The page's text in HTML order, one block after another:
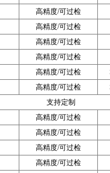
高精度/可过检
高精度/可过检
高精度/可过检
高精度/可过检
高精度/可过检
高精度/可过检
支持定制
高精度/可过检
高精度/可过检
高精度/可过检
高精度/可过检